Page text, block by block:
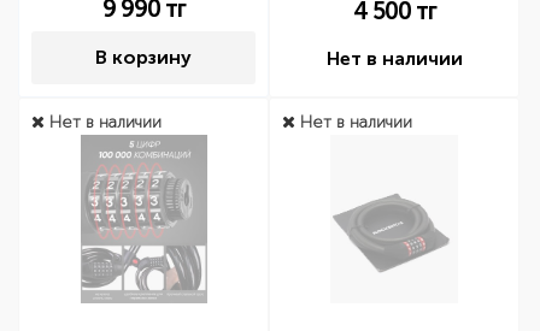
9 990тг
В корзину
4 500тг
Нет в наличии
Нет в наличии Нет в наличии